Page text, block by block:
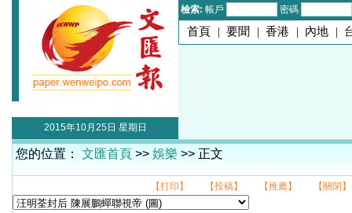
檢索: 帳戶 密碼
首頁 | 要聞 | 香港 | 內地 |
2015年10月25日 星期日
您的位置： 文匯首頁 >> 娛樂 >> 正文
【打印】 【投稿】 【推薦】 【關閉】